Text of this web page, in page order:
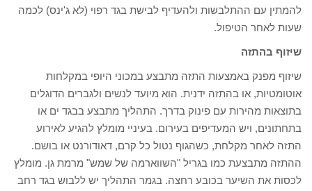
להמתין עם ההתלבשות ולהעדיף לבישת בגד רפוי (לא ג'ינס) לכמה
שעות לאחר הטיפול.
שיזוף בהתזה
שיזוף מפנק באמצעות התזה מתבצע במכוני היופי במקלחות
אוטומטיות, או בהתזה ידנית. הוא מיועד לנשים ולגברים הדוגלים
בתוצאות מהירות עם פינוק בדרך. התהליך מתבצע בבגד ים או
בתחתונים, ויש המעדיפים בעירום. בעיניי מומלץ להגיע לאירוע
התזה לאחר מקלחת, כשהגוף נטול כל קרם, דאודורנט או בושם.
ההתזה מתבצעת כמו בגריל "השווארמה של שמש" מרמת גן. מומלץ
לכסות את השיער בכובע רחצה. בגמר התהליך יש ללבוש בגד רחב